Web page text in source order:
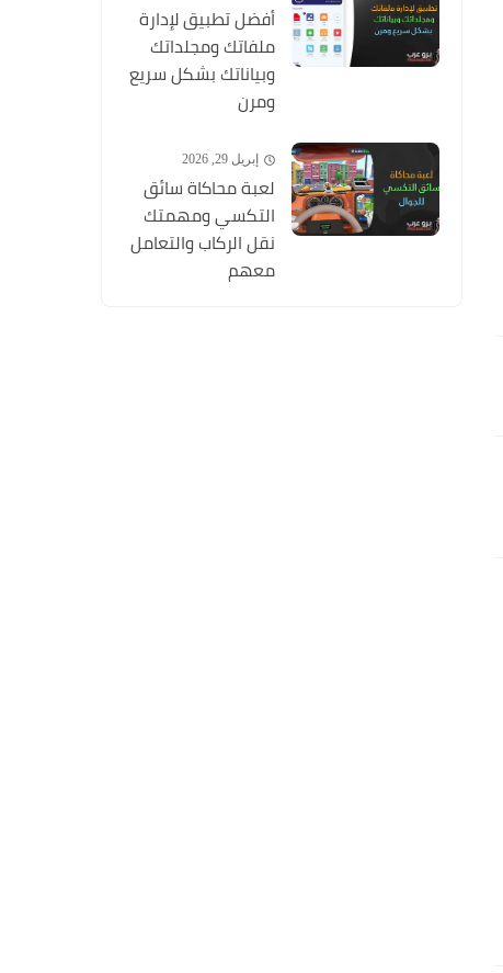
أفضل تطبيق لإدارة
ملفاتك ومجلداتك
وبياناتك بشكل سريع
ومرن
إبريل 29, 2026
لعبة محاكاة سائق
التكسي ومهمتك
نقل الركاب والتعامل
معهم